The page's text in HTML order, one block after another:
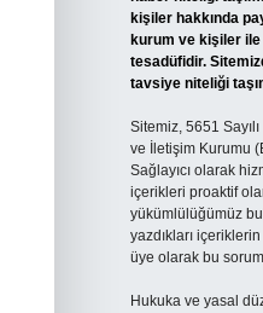
kişiler hakkında
kurum ve kişiler
tesadüfidir.
tavsiye niteliği
Sitemiz, 5651
ve İletişim Kurumu
Sağlayıcı olarak
içerikleri proaktif
yükümlülüğümüz
yazdıkları
üye olarak bu
Hukuka ve yasal